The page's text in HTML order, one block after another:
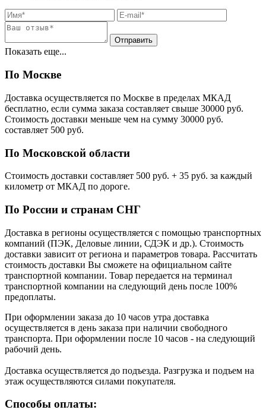
Показать еще...
По Москве
Доставка осуществляется по Москве в пределах МКАД
бесплатно, если сумма заказа составляет свыше 30000 руб.
Стоимость доставки меньше чем на сумму 30000 руб.
cоставляет 500 руб.
По Московской области
Стоимость доставки cоставляет 500 руб. + 35 руб. за каждый
километр от МКАД по дороге.
По России и странам СНГ
Доставка в регионы осуществляется с помощью транспортных
компаний (ПЭК, Деловые линии, СДЭК и др.). Стоимость
доставки зависит от региона и параметров товара. Рассчитать
стоимость доставки Вы сможете на официальном сайте
транспортной компании. Товар передается на терминал
транспортной компании на следующий день после 100%
предоплаты.
При оформлении заказа до 10 часов утра доставка
осуществляется в день заказа при наличии свободного
транспорта. При оформлении после 10 часов - на следующий
рабочий день.
Доставка осуществляется до подъезда. Разгрузка и подъем на
этаж осуществляются силами покупателя.
Способы оплаты: